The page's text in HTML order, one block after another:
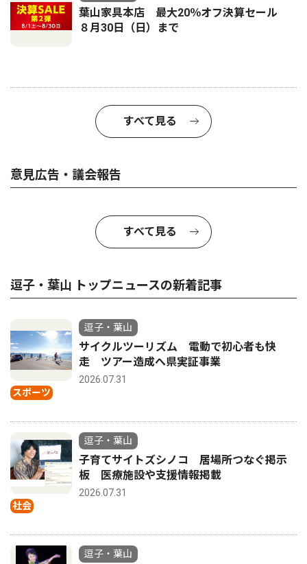
葉山家具本店 最大20％オフ決算セール
８月30日（日）まで
すべて見る
意見広告・議会報告
すべて見る
逗子・葉山 トップニュースの新着記事
スポーツ
逗子・葉山
サイクルツーリズム 電動で初心者も快
走 ツアー造成へ県実証事業
2026.07.31
社会
逗子・葉山
子育てサイトズシノコ 居場所つなぐ掲示
板 医療施設や支援情報掲載
2026.07.31
逗子・葉山